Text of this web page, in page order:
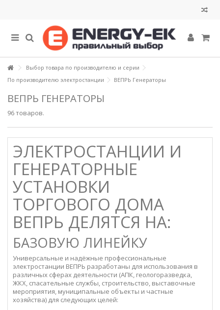
Выбор товара по производителю и серии
По производителю электростанции
ВЕПРЬ Генераторы
ВЕПРЬ ГЕНЕРАТОРЫ
96 товаров.
ЭЛЕКТРОСТАНЦИИ И
ГЕНЕРАТОРНЫЕ
УСТАНОВКИ
ТОРГОВОГО ДОМА
ВЕПРЬ ДЕЛЯТСЯ НА:
БАЗОВУЮ ЛИНЕЙКУ
Универсальные и надёжные профессиональные
электростанции ВЕПРЬ разработаны для использования в
различных сферах деятельности (АПК, геологоразведка,
ЖКХ, спасательные службы, строительство, выставочные
мероприятия, муниципальные объекты и частные
хозяйства) для следующих целей: